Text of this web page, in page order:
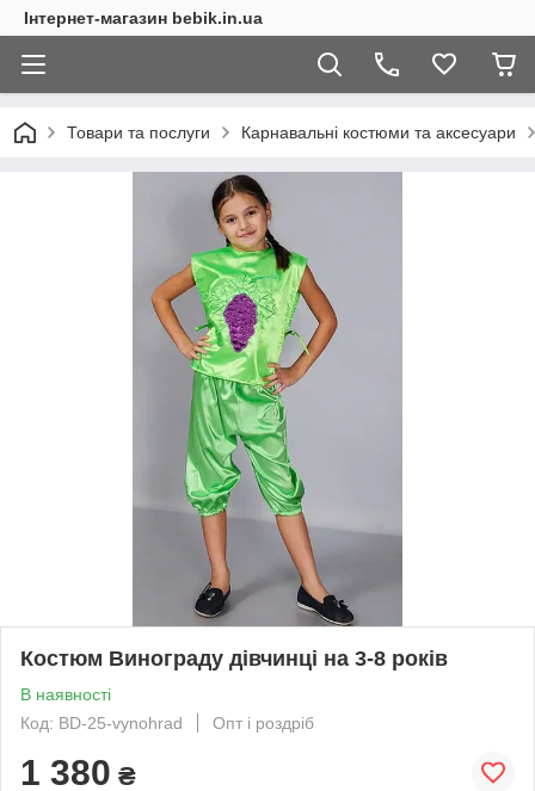
Інтернет-магазин bebik.in.ua
Товари та послуги Карнавальні костюми та аксесуари
Костюм Винограду дівчинці на 3-8 років
В наявності
Код: BD-25-vynohrad
Опт і роздріб
1 380 ₴